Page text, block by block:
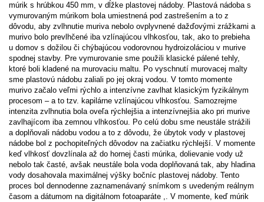
múrik s hrúbkou 450 mm, v dĺžke plastovej nádoby. Plastová nádoba s
vymurovaným múrikom bola umiestnená pod zastrešením a to z
dôvodu, aby zvlhnutie muriva nebolo ovplyvnené dažďovými zrážkami a
murivo bolo prevlhčené iba vzlínajúcou vlhkosťou, tak, ako to prebieha
u domov s dožilou či chýbajúcou vodorovnou hydroizoláciou v murive
spodnej stavby. Pre vymurovanie sme použili klasické pálené tehly,
ktoré boli kladené na murovaciu maltu. Po vyschnutí murovacej malty
sme plastovú nádobu zaliali po jej okraj vodou. V tomto momente
murivo začalo veľmi rýchlo a intenzívne zavlhat klasickým fyzikálnym
procesom – a to tzv. kapilárne vzlínajúcou vlhkosťou. Samozrejme
intenzita zvlhnutia bola oveľa rýchlejšia a intenzívnejšia ako pri murive
zavlhajícom iba zemnou vlhkosťou. Po celú dobu sme neustále strážili
a doplňovali nádobu vodou a to z dôvodu, že úbytok vody v plastovej
nádobe bol z pochopiteľných dôvodov na začiatku rýchlejší. V momente
keď vlhkosť dovzlínala až do hornej časti múrika, dolievanie vody už
nebolo tak časté, avšak neustále bola voda doplňovaná tak, aby hladina
vody dosahovala maximálnej výšky bočníc plastovej nádoby. Tento
proces bol dennodenne zaznamenávaný snímkom ​​s uvedeným reálnym
časom a dátumom na digitálnom fotoaparáte ,. V momente, keď múrik